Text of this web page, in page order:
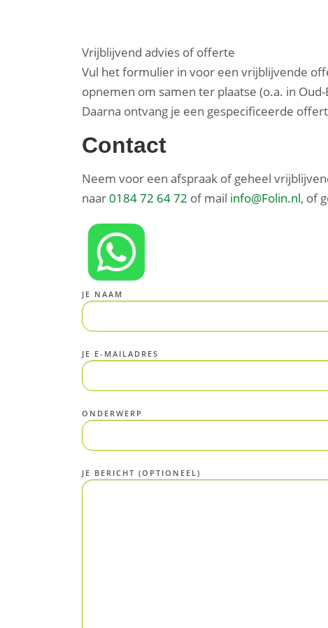
Vrijblijvend advies of offerte
Vul het formulier in voor een vrijblijvende
opnemen om samen ter plaatse (o.a. in
Daarna ontvang je een gespecificeerde
Contact
Neem voor een afspraak of geheel
naar0184 72 64 72 of mail info@Folin.nl, of
JE NAAM
JE E-MAILADRES
ONDERWERP
JE BERICHT (OPTIONEEL)